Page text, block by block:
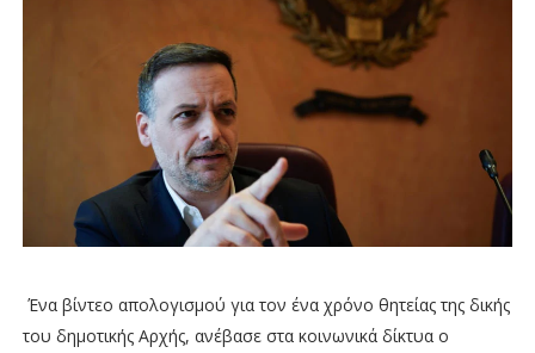
Ένα βίντεο απολογισμού για τον ένα χρόνο θητείας της δικής
του δημοτικής Αρχής, ανέβασε στα κοινωνικά δίκτυα ο